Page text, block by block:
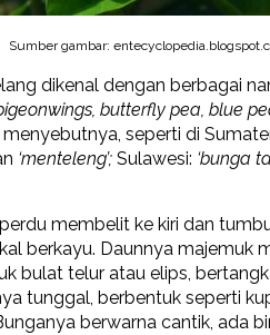
Sumber gambar:
dikenal dengan berbagai
butterfly pea, blue
seperti di
‘menteleng’; Sulawesi: ‘bunga
membelit ke kiri dan
berkayu. Daunnya majemuk
bulat telur atau elips,
tunggal, berbentuk seperti
berwarna cantik, ada